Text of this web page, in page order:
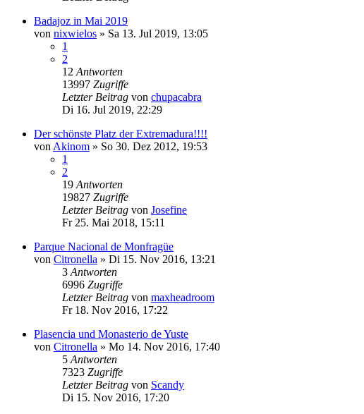
Badajoz in Mai 2019
von nixwielos » Sa 13. Jul 2019, 13:05
1
2
12 Antworten
13997 Zugriffe
Letzter Beitrag von chupacabra
Di 16. Jul 2019, 22:29
Der schönste Platz der Extremadura!!!!
von Akinom » So 30. Dez 2012, 19:53
1
2
19 Antworten
19827 Zugriffe
Letzter Beitrag von Josefine
Fr 25. Mai 2018, 15:11
Parque Nacional de Monfragüe
von Citronella » Di 15. Nov 2016, 13:21
3 Antworten
6996 Zugriffe
Letzter Beitrag von maxheadroom
Fr 18. Nov 2016, 17:22
Plasencia und Monasterio de Yuste
von Citronella » Mo 14. Nov 2016, 17:40
5 Antworten
7323 Zugriffe
Letzter Beitrag von Scandy
Di 15. Nov 2016, 17:20